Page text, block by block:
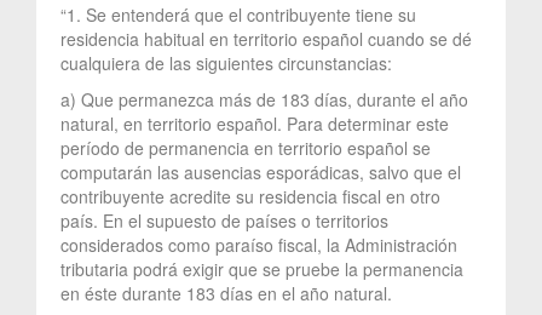
“1. Se entenderá que el contribuyente tiene su
residencia habitual en territorio español cuando se dé
cualquiera de las siguientes circunstancias:
a) Que permanezca más de 183 días, durante el año
natural, en territorio español. Para determinar este
período de permanencia en territorio español se
computarán las ausencias esporádicas, salvo que el
contribuyente acredite su residencia fiscal en otro
país. En el supuesto de países o territorios
considerados como paraíso fiscal, la Administración
tributaria podrá exigir que se pruebe la permanencia
en éste durante 183 días en el año natural.